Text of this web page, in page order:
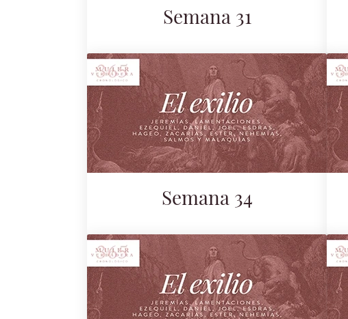
Semana 31
Semana 34